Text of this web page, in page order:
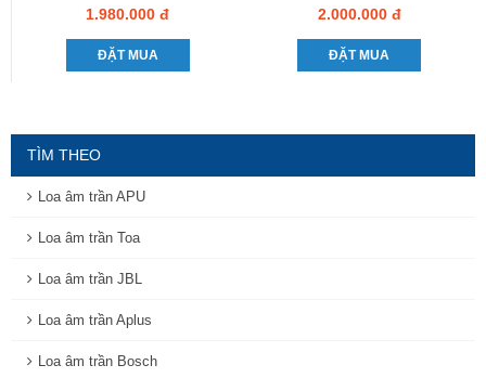
1.980.000 đ
ĐẶT MUA
2.000.000 đ
ĐẶT MUA
TÌM THEO
Loa âm trần APU
Loa âm trần Toa
Loa âm trần JBL
Loa âm trần Aplus
Loa âm trần Bosch